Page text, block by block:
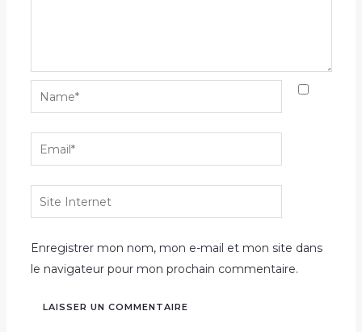
Name*
Email*
Site
Internet
Enregistrer mon nom, mon e-mail et mon site dans
le navigateur pour mon prochain commentaire.